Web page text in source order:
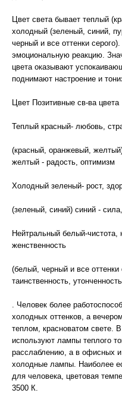
Цвет света бывает теплый
холодный (зеленый, синий,
черный и все оттенки
эмоциональную реакцию.
цвета оказывают
поднимают настроение и
Цвет Позитивные св-ва цвета
Теплый красный- любовь,
(красный, оранжевый,
желтый - радость, оптимизм
Холодный зеленый- рост,
(зеленый, синий) синий -
Нейтральный белый-чистота,
женственность
(белый, черный и все оттенки
таинственность, утонченность
. Человек более
холодных оттенков, а
теплом, красноватом свете.
используют лампы теплого
расслаблению, а в офисных
холодные лампы. Наиболее
для человека, цветовая
3500 К.